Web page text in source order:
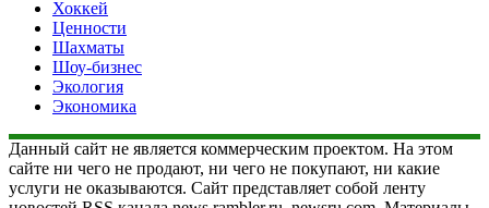
Хоккей
Ценности
Шахматы
Шоу-бизнес
Экология
Экономика
Данный сайт не является коммерческим проектом. На этом
сайте ни чего не продают, ни чего не покупают, ни какие
услуги не оказываются. Сайт представляет собой ленту